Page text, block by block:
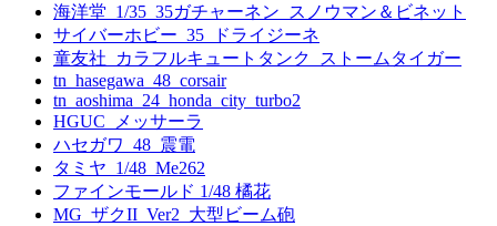
海洋堂_1/35_35ガチャーネン_スノウマン＆ビネット
サイバーホビー_35_ドライジーネ
童友社_カラフルキュートタンク_ストームタイガー
tn_hasegawa_48_corsair
tn_aoshima_24_honda_city_turbo2
HGUC_メッサーラ
ハセガワ_48_震電
タミヤ_1/48_Me262
ファインモールド 1/48 橘花
MG_ザクII_Ver2_大型ビーム砲